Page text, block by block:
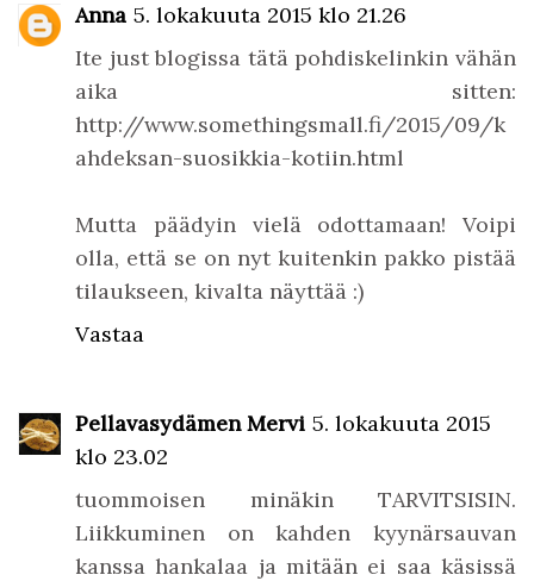
Anna 5. lokakuuta 2015 klo 21.26
Ite just blogissa tätä pohdiskelinkin vähän
aika sitten:
http://www.somethingsmall.fi/2015/09/k
ahdeksan-suosikkia-kotiin.html
Mutta päädyin vielä odottamaan! Voipi
olla, että se on nyt kuitenkin pakko pistää
tilaukseen, kivalta näyttää :)
Vastaa
Pellavasydämen Mervi 5. lokakuuta 2015
klo 23.02
tuommoisen minäkin TARVITSISIN.
Liikkuminen on kahden kyynärsauvan
kanssa hankalaa ja mitään ei saa käsissä